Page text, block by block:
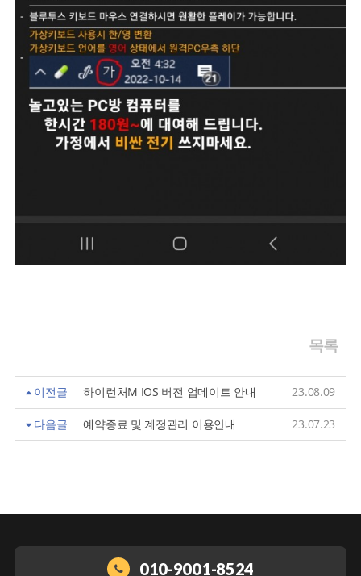
목록
이전글 하이런처M IOS 버전 업데이트 안내 23.08.09
다음글 예약종료 및 계정관리 이용안내 23.07.23
010-9001-8524